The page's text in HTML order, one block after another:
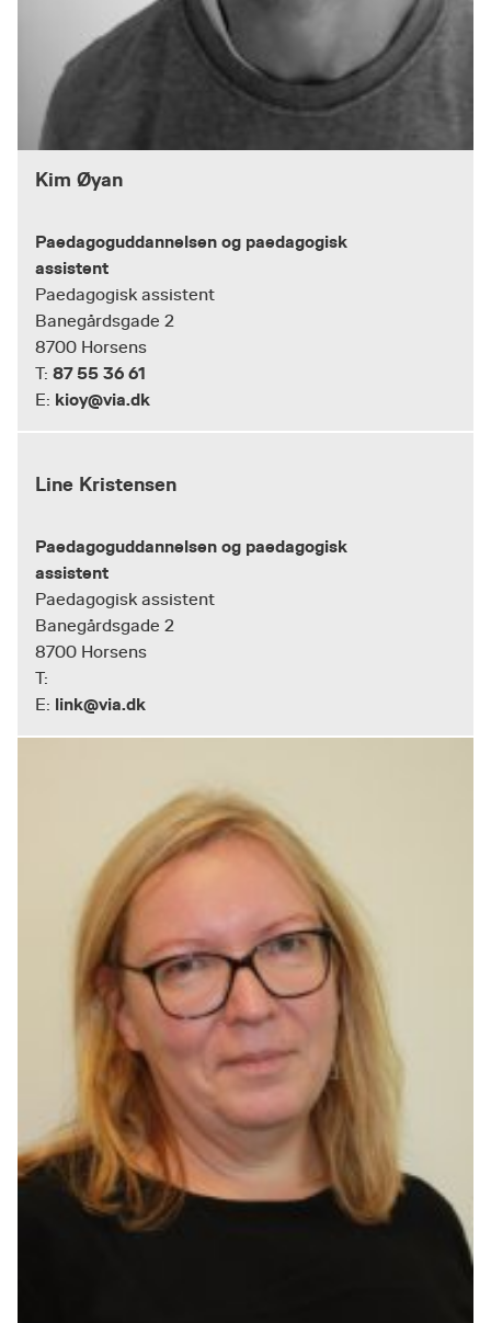
Kim Øyan
Paedagoguddannelsen og paedagogisk
assistent
Paedagogisk assistent
Banegårdsgade 2
8700 Horsens
T: 87 55 36 61
E: kioy@via.dk
Line Kristensen
Paedagoguddannelsen og paedagogisk
assistent
Paedagogisk assistent
Banegårdsgade 2
8700 Horsens
T:
E: link@via.dk